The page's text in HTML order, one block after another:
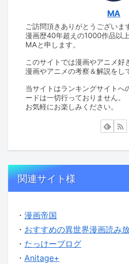
MA
ご訪問頂きありがとうございま
漫画歴40年超えの1000作品以
MAと申します。
このサイトでは漫画やアニメ好
漫画やアニメの考察＆解説をし
当サイトはランキングサイトへ
ードは一切行っておりません。
お気軽にお楽しみください。
関連サイト様
・ 漫画帝国
・ おすすめの異世界漫画読み
・ たっけーブログ
・ Anitage+